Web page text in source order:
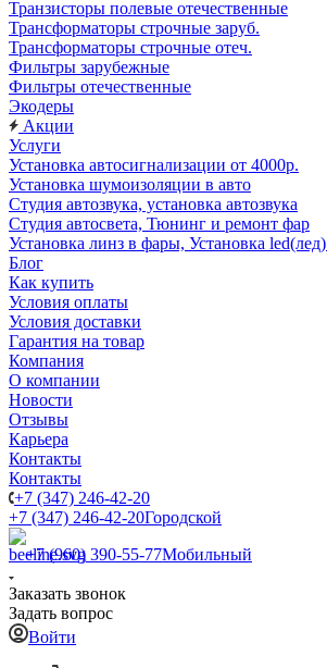
Транзисторы полевые отечественные
Трансформаторы строчные заруб.
Трансформаторы строчные отеч.
Фильтры зарубежные
Фильтры отечественные
Экодеры
Акции
Услуги
Установка автосигнализации от 4000р.
Установка шумоизоляции в авто
Студия автозвука, установка автозвука
Студия автосвета, Тюнинг и ремонт фар
Установка линз в фары, Установка
Блог
Как купить
Условия оплаты
Условия доставки
Гарантия на товар
Компания
О компании
Новости
Отзывы
Карьера
Контакты
Контакты
+7 (347) 246-42-20
+7 (347) 246-42-20Городской
+7 (960) 390-55-77Мобильный
Заказать звонок
Задать вопрос
Войти